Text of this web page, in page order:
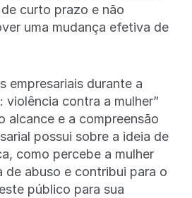
curto prazo e não
uma mudança efetiva de
empresariais durante a
violência contra a mulher”
alcance e a compreensão
possui sobre a ideia de
como percebe a mulher
de abuso e contribui para o
público para sua